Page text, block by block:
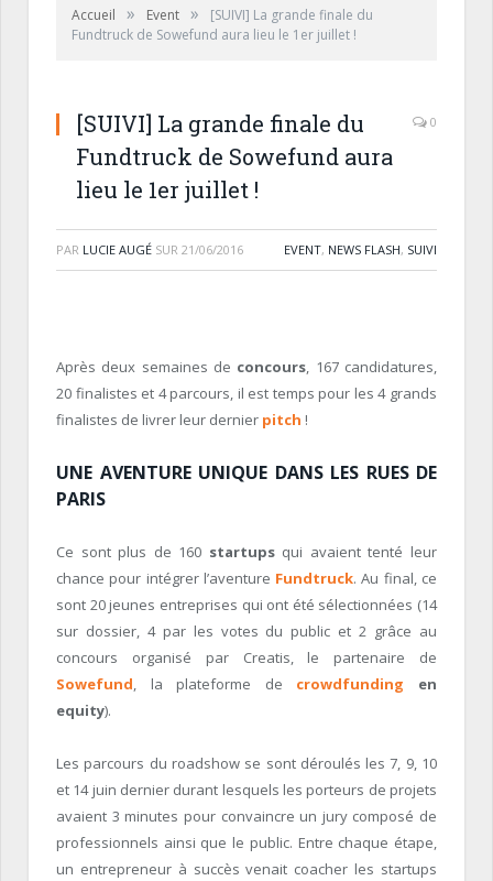
Accueil » Event »
[SUIVI] La grande finale du
Fundtruck de Sowefund aura lieu le 1er juillet !
[SUIVI] La grande finale du
Fundtruck de Sowefund aura
lieu le 1er juillet !
0
PAR LUCIE AUGÉ SUR 21/06/2016 EVENT, NEWS FLASH, SUIVI
Après deux semaines de concours, 167 candidatures,
20 finalistes et 4 parcours, il est temps pour les 4 grands
finalistes de livrer leur dernier pitch !
UNE AVENTURE UNIQUE DANS LES RUES DE
PARIS
Ce sont plus de 160 startupsqui avaient tenté leur
chance pour intégrer l’aventure Fundtruck. Au final, ce
sont 20 jeunes entreprises qui ont été sélectionnées (14
sur dossier, 4 par les votes du public et 2 grâce au
concours organisé par Creatis, le partenaire de
Sowefund, la plateforme de crowdfunding en
equity).
Les parcours du roadshow se sont déroulés les 7, 9, 10
et 14 juin dernier durant lesquels les porteurs de projets
avaient 3 minutes pour convaincre un jury composé de
professionnels ainsi que le public. Entre chaque étape,
un entrepreneur à succès venait coacher les startups